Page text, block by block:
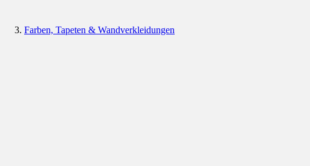
Farben, Tapeten & Wandverkleidungen